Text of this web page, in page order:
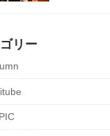
リー